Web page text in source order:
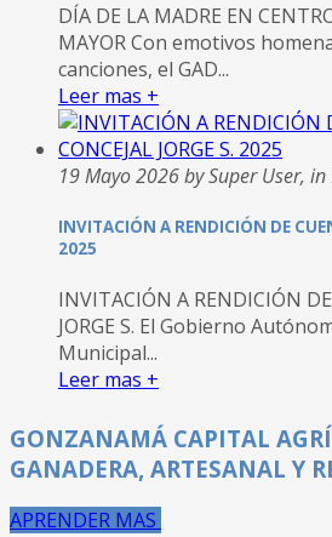
DÍA DE LA MADRE EN
MAYOR Con emotivos
canciones, el GAD...
Leer mas +
19 Mayo 2026 by Super User, in
INVITACIÓN A RENDICIÓN DE
2025
INVITACIÓN A RENDICIÓN
JORGE S. El Gobierno
Municipal...
Leer mas +
GONZANAMÁ CAPITAL
GANADERA, ARTESANAL Y
APRENDER MAS